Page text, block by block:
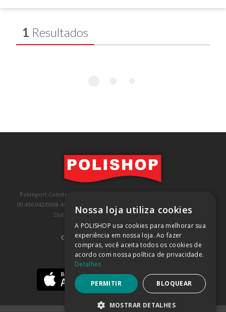
1 Resultados
Polimport Comércio e Exportação LTDA, inscrita no CNPJ/MF sob o nº
00.436.042/0008-46, IE 407.458.707.103, com sede na Rua Kanebo, nº 175,
Distrito Industrial, Jundiaí/SP, CEP: 13213-090
COMPRA 100% SEGURA (SAIBA MAIS)
BAIXE NOSSO APP
Nossa loja utiliza cookies
A POLISHOP usa cookies para melhorar sua
experiência em nossa loja. Ao fazer
compras, você aceita todos os cookies de
acordo com nossa política de privacidade.
Detalhes
PERMITIR BLOQUEAR
MOSTRAR DETALHES